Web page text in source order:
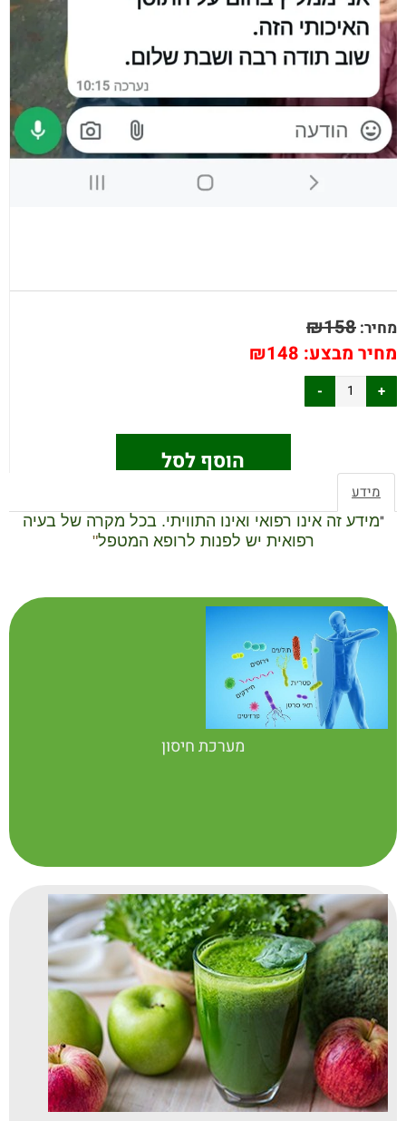
מחיר: ₪158
מחיר מבצע:
₪148
הוסף לסל
מידע
"מידע זה אינו רפואי ואינו התוויתי. בכל מקרה של בעיה
רפואית יש לפנות לרופא המטפל"
מערכת חיסון